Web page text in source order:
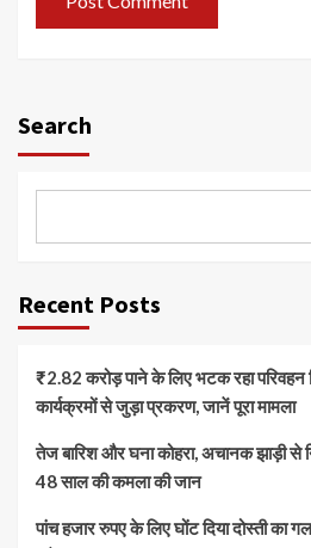
Search
Recent Posts
₹2.82 करोड़ पाने के लिए भटक रहा परिवहन
कार्यक्रमों से जुड़ा प्रकरण, जानें पूरा मामला
तेज बारिश और घना कोहरा, अचानक झाड़ी से
48 साल की कमला की जान
पांच हजार रुपए के लिए घोंट दिया दोस्ती का